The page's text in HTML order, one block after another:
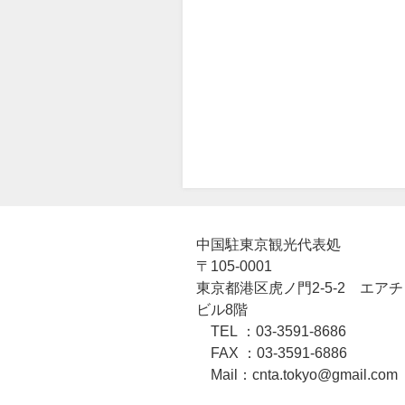
中国駐東京観光代表処
〒105-0001
東京都港区虎ノ門2-5-2 エアチ
ビル8階
TEL ：03-3591-8686
FAX ：03-3591-6886
Mail：cnta.tokyo@gmail.com